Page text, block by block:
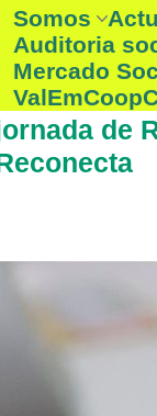
Somos
REAS Rioja
Entidades
¿Que es la
Auditoria
Auditoria
Auditoria
Mercado
Entidades
☞ Consume
ValEmCoop
Reas Rioja
de